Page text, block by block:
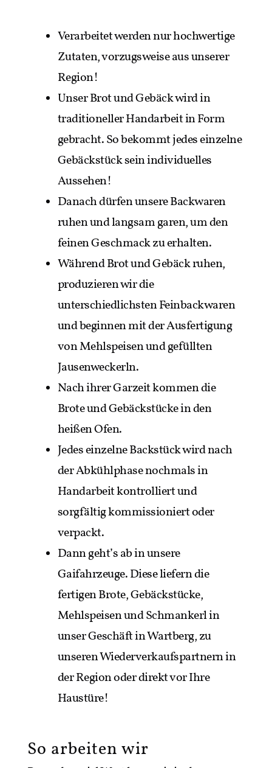
Verarbeitet werden nur hochwertige
Zutaten, vorzugsweise aus unserer
Region!
Unser Brot und Gebäck wird in
traditioneller Handarbeit in Form
gebracht. So bekommt jedes einzelne
Gebäckstück sein individuelles
Aussehen!
Danach dürfen unsere Backwaren
ruhen und langsam garen, um den
feinen Geschmack zu erhalten.
Während Brot und Gebäck ruhen,
produzieren wir die
unterschiedlichsten Feinbackwaren
und beginnen mit der Ausfertigung
von Mehlspeisen und gefüllten
Jausenweckerln.
Nach ihrer Garzeit kommen die
Brote und Gebäckstücke in den
heißen Ofen.
Jedes einzelne Backstück wird nach
der Abkühlphase nochmals in
Handarbeit kontrolliert und
sorgfältig kommissioniert oder
verpackt.
Dann geht’s ab in unsere
Gaifahrzeuge. Diese liefern die
fertigen Brote, Gebäckstücke,
Mehlspeisen und Schmankerl in
unser Geschäft in Wartberg, zu
unseren Wiederverkaufspartnern in
der Region oder direkt vor Ihre
Haustüre!
So arbeiten wir